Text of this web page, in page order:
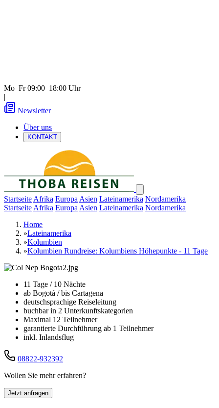
Mo–Fr 09:00–18:00 Uhr
|
Newsletter
Über uns
KONTAKT
Startseite Afrika Europa Asien Lateinamerika Nordamerika
Startseite Afrika Europa Asien Lateinamerika Nordamerika
Home
»Lateinamerika
»Kolumbien
»Kolumbien Rundreise: Kolumbiens Höhepunkte - 11 Tage
11 Tage / 10 Nächte
ab Bogotá / bis Cartagena
deutschsprachige Reiseleitung
buchbar in 2 Unterkunftskategorien
Maximal 12 Teilnehmer
garantierte Durchführung ab 1 Teilnehmer
inkl. Inlandsflug
08822-932392
Wollen Sie mehr erfahren?
Jetzt anfragen